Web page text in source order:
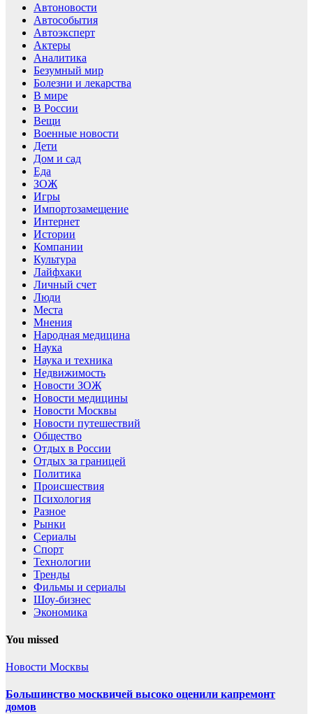
Автоновости
Автособытия
Автоэксперт
Актеры
Аналитика
Безумный мир
Болезни и лекарства
В мире
В России
Вещи
Военные новости
Дети
Дом и сад
Еда
ЗОЖ
Игры
Импортозамещение
Интернет
Истории
Компании
Культура
Лайфхаки
Личный счет
Люди
Места
Мнения
Народная медицина
Наука
Наука и техника
Недвижимость
Новости ЗОЖ
Новости медицины
Новости Москвы
Новости путешествий
Общество
Отдых в России
Отдых за границей
Политика
Происшествия
Психология
Разное
Рынки
Сериалы
Спорт
Технологии
Тренды
Фильмы и сериалы
Шоу-бизнес
Экономика
You missed
Новости Москвы
Большинство москвичей высоко оценили капремонт
домов